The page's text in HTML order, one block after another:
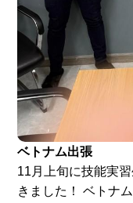
ベトナム出張
11月上旬に技能実
きました！ ベトナ